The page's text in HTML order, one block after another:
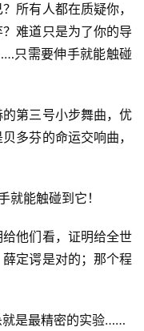
所有人都在质疑你，
难道只是为了你的导
只需要伸手就能触碰
第三号小步舞曲，优
多芬的命运交响曲，
能触碰到它！
他们看，证明给全世
定谔是对的；那个程
就是最精密的实验……